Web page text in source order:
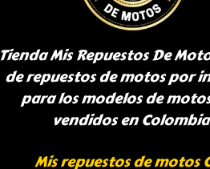
Tienda Mis Repuestos De
de repuestos de motos por
para los modelos de
vendidos en
Mis repuestos de motos